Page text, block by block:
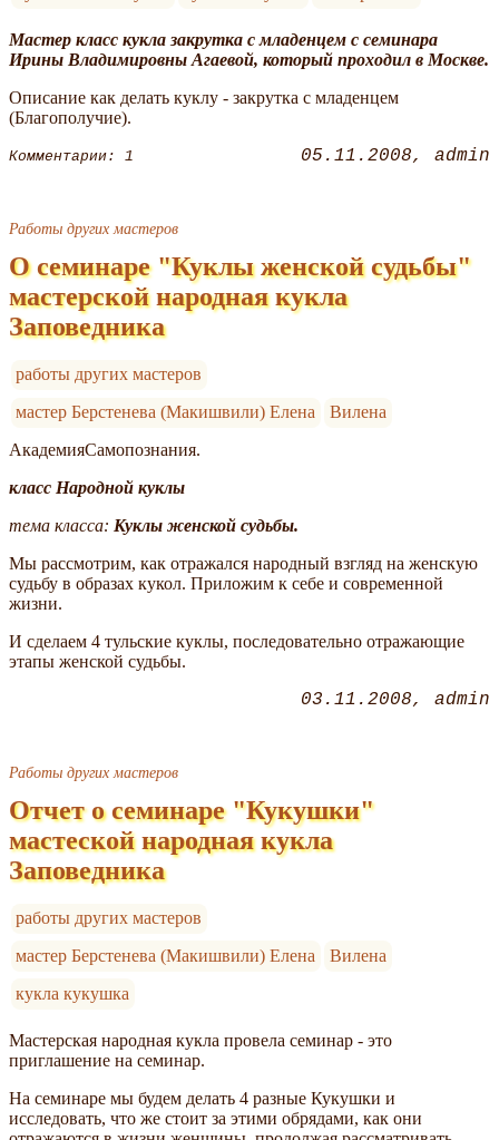
Мастер класс кукла закрутка с младенцем с семинара
Ирины Владимировны Агаевой, который проходил в Москве.
Описание как делать куклу - закрутка с младенцем
(Благополучие).
Комментарии: 1 05.11.2008 admin
Работы других мастеров
О семинаре "Куклы женской судьбы"
мастерской народная кукла
Заповедника
работы других мастеров
мастер Берстенева (Макишвили) Елена
Вилена
АкадемияСамопознания.
класс Народной куклы
тема класса: Куклы женской судьбы.
Мы рассмотрим, как отражался народный взгляд на женскую
судьбу в образах кукол. Приложим к себе и современной
жизни.
И сделаем 4 тульские куклы, последовательно отражающие
этапы женской судьбы.
03.11.2008 admin
Работы других мастеров
Отчет о семинаре "Кукушки"
мастеской народная кукла
Заповедника
работы других мастеров
мастер Берстенева (Макишвили) Елена
Вилена
кукла кукушка
Мастерская народная кукла провела семинар - это
приглашение на семинар.
На семинаре мы будем делать 4 разные Кукушки и
исследовать, что же стоит за этими обрядами, как они